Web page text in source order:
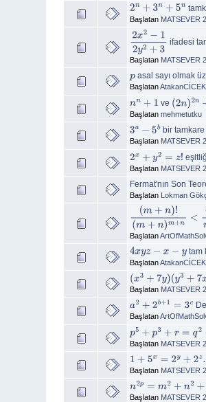
2n +3n+5 n
Başlatan MATSEVER
2x2−12y2 +3
ifadesi
Başlatan MATSEVER
pasal sayı olmak
BaşlatanAtakanCİCEK
nn+1 ve (2n)2n+ 1
Başlatanmehmetutku
3a − 5b bir
Başlatan MATSEVER
2x+y2=z
Başlatan MATSEVER
Fermat'nın Son
Başlatan Lokman
(m+n)!(m+n)m+ n< m!
Başlatan
4xyz− x− y tam
BaşlatanAtakanCİCEK
(x3+ 7y )(y3+7x =2 z
Başlatan MATSEVER
a2 +2b+1=3 c
Başlatan
p5 +p3+r =q2− q
Başlatan MATSEVER
1 +5x=2 y+2z.5 t
Başlatan MATSEVER
n2p =m 2+n2+p+1
Başlatan MATSEVER